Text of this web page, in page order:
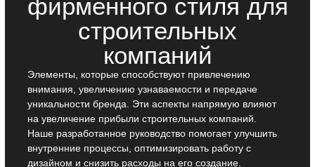
Заказать логотип
Нейминг для
строительных
компаний
Вы получаете неповторимое название для вашей